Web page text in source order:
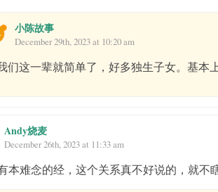
小陈故事
December 29th, 2023 at 10:20 am
们这一辈就简单了，好多独生子女。基本
Andy烧麦
December 26th, 2023 at 11:33 am
本难念的经，这个关系真不好说的，就不